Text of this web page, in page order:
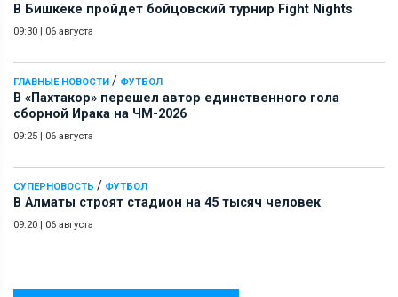
В Бишкеке пройдет бойцовский турнир Fight Nights
09:30 | 06 августа
ГЛАВНЫЕ НОВОСТИ / ФУТБОЛ
В «Пахтакор» перешел автор единственного гола
сборной Ирака на ЧМ-2026
09:25 | 06 августа
СУПЕРНОВОСТЬ / ФУТБОЛ
В Алматы строят стадион на 45 тысяч человек
09:20 | 06 августа